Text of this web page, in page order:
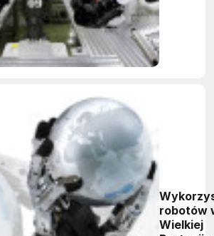
robotów
Wielkiej